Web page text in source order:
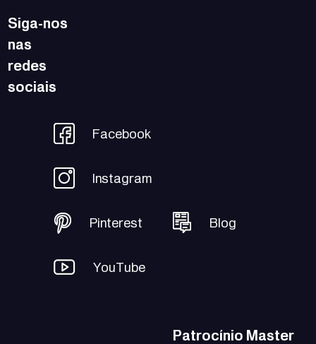
Siga-nos
nas
redes
sociais
Facebook
Instagram
Pinterest Blog
YouTube
Patrocínio Master